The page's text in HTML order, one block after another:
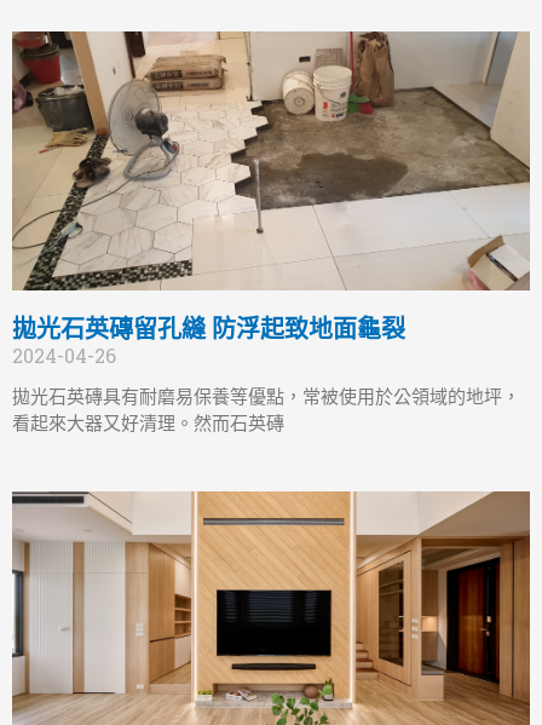
拋光石英磚留孔縫 防浮起致地面龜裂
2024-04-26
拋光石英磚具有耐磨易保養等優點，常被使用於公領域的地坪，
看起來大器又好清理。然而石英磚